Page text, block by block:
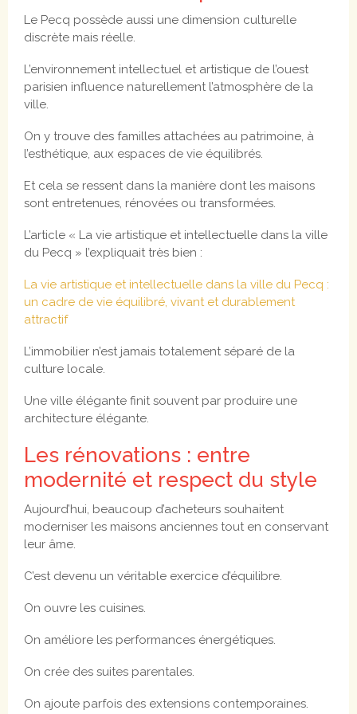
Le Pecq possède aussi une dimension culturelle
discrète mais réelle.
L’environnement intellectuel et artistique de l’ouest
parisien influence naturellement l’atmosphère de la
ville.
On y trouve des familles attachées au patrimoine, à
l’esthétique, aux espaces de vie équilibrés.
Et cela se ressent dans la manière dont les maisons
sont entretenues, rénovées ou transformées.
L’article « La vie artistique et intellectuelle dans la ville
du Pecq » l’expliquait très bien :
La vie artistique et intellectuelle dans la ville du Pecq :
un cadre de vie équilibré, vivant et durablement
attractif
L’immobilier n’est jamais totalement séparé de la
culture locale.
Une ville élégante finit souvent par produire une
architecture élégante.
Les rénovations : entre
modernité et respect du style
Aujourd’hui, beaucoup d’acheteurs souhaitent
moderniser les maisons anciennes tout en conservant
leur âme.
C’est devenu un véritable exercice d’équilibre.
On ouvre les cuisines.
On améliore les performances énergétiques.
On crée des suites parentales.
On ajoute parfois des extensions contemporaines.